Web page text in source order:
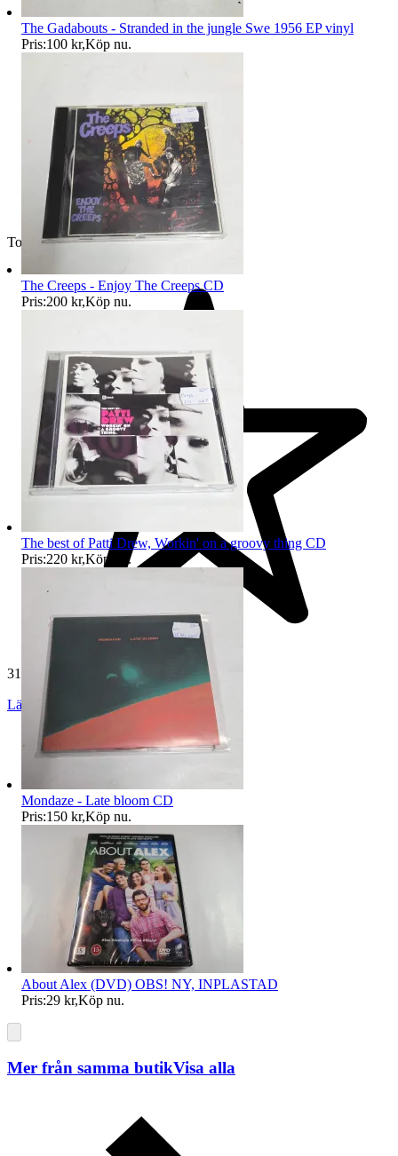
Toppsäljare
31 142 omdömen
Läs omdömen
The Gadabouts - Stranded in the jungle Swe 1956 EP vinyl
Pris:100 kr,Köp nu.
The Creeps - Enjoy The Creeps CD
Pris:200 kr,Köp nu.
The best of Patti Drew, Workin' on a groovy thing CD
Pris:220 kr,Köp nu .
Mondaze - Late bloom CD
Pris:150 kr,Köp nu.
About Alex (DVD) OBS! NY, INPLASTAD
Pris:29 kr,Köp nu.
Mer från samma butikVisa alla